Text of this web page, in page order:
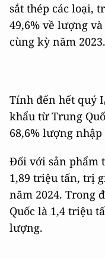
sắt thép các loại,
49,6% về lượng
cùng kỳ năm 2023.
Tính đến hết quý
khẩu từ Trung
68,6% lượng nhập
Đối với sản phẩm
1,89 triệu tấn, trị
năm 2024. Trong
Quốc là 1,4 triệu
lượng.